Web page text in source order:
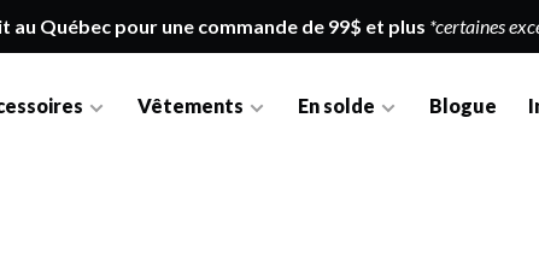
Québec pour une commande de 99$ et plus *certaines
Vêtements En solde Blogue